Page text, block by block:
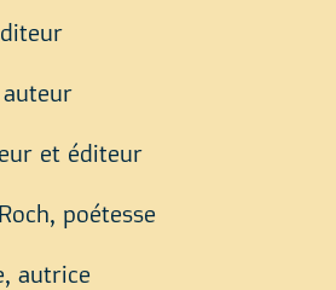
auteur
et éditeur
poétesse
autrice